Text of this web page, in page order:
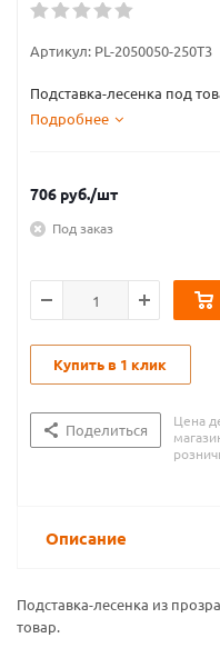
Артикул: PL-2050050-250T3
Подставка-лесенка под
Подробнее
706 руб./шт
Под заказ
Купить в 1 клик
Поделиться
Цена
Описание
Подставка-лесенка из
товар.